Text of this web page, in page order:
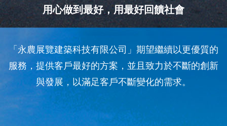
用心做到最好，用最好回饋社會
「永農展覽建築科技有限公司」期望繼續以更優質的
服務，提供客戶最好的方案，並且致力於不斷的創新
與發展，以滿足客戶不斷變化的需求。